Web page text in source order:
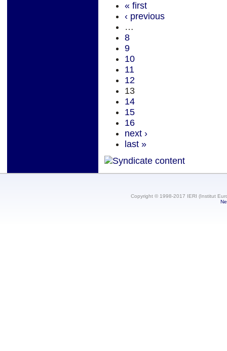
« first
‹ previous
…
8
9
10
11
12
13
14
15
16
next ›
last »
Copyright © 1998-2017 IERI (Institut